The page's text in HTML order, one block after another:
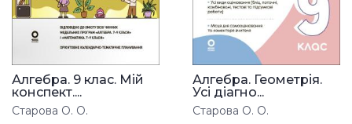
Алгебра. 9 клас. Мій
конспект....
Старова О. О.
Алгебра. Геометрія.
Усі діагно...
Старова О. О.